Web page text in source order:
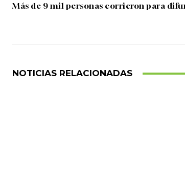
Más de 9 mil personas corrieron para
NOTICIAS RELACIONADAS